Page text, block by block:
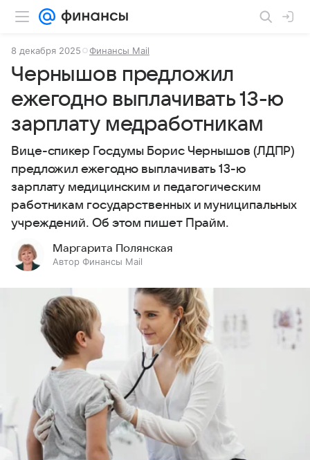
8 декабря 2025 Финансы Mail
Чернышов предложил
ежегодно выплачивать 13-ю
зарплату медработникам
Вице-спикер Госдумы Борис Чернышов (ЛДПР)
предложил ежегодно выплачивать 13-ю
зарплату медицинским и педагогическим
работникам государственных и муниципальных
учреждений. Об этом пишет Прайм.
Маргарита Полянская
Автор Финансы Mail